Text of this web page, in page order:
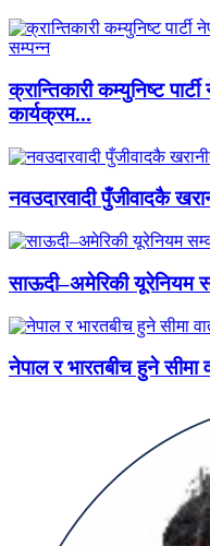
क्रान्तिकारी कम्युनिष्ट
कार्यक्रम...
नवउदारवादी पुँजीवादकै
साऊदी–अमेरिकी यूरेनियम
नेपाल र भारतबीच हुने सीमा